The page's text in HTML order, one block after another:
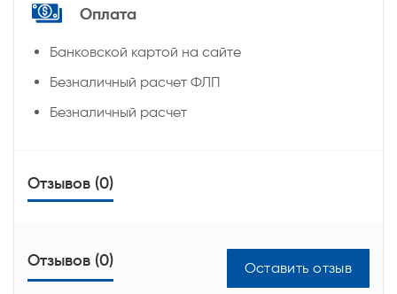
Оплата
Банковской картой на сайте
Безналичный расчет ФЛП
Безналичный расчет
Отзывов (0)
Отзывов (0) Оставить отзыв